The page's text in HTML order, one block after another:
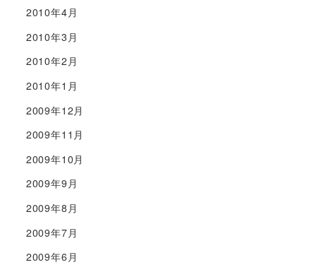
2010年4月
2010年3月
2010年2月
2010年1月
2009年12月
2009年11月
2009年10月
2009年9月
2009年8月
2009年7月
2009年6月